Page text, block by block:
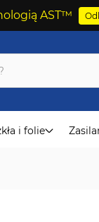
AST™
i folie